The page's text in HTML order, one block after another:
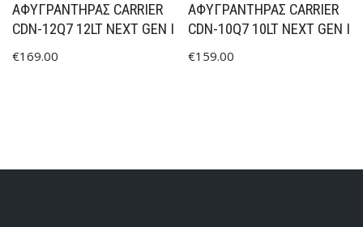
ΑΦΥΓΡΑΝΤΉΡΑΣ CARRIER
CDN-12Q7 12LT NEXT GEN I
€169.00
ΑΦΥΓΡΑΝΤΉΡΑΣ CARRIER
CDN-10Q7 10LT NEXT GEN I
€159.00